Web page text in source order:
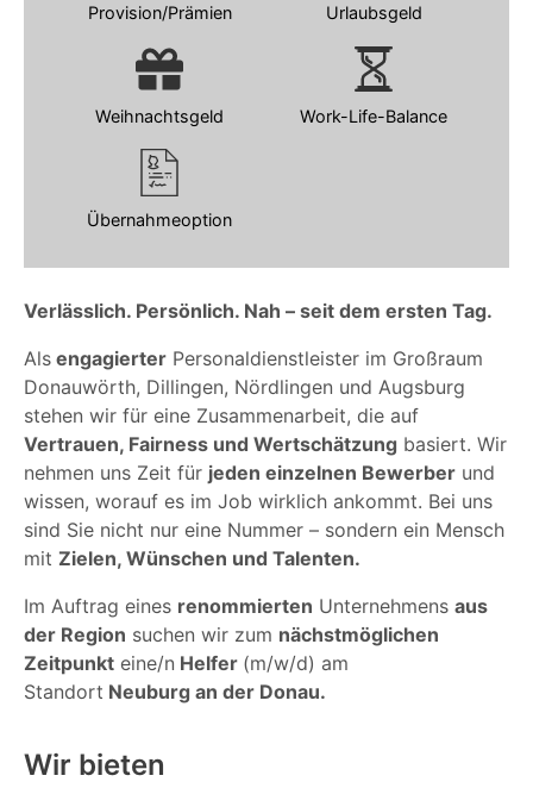
Verlässlich. Persönlich. Nah – seit dem ersten Tag.
Als engagierter Personaldienstleister im Großraum
Donauwörth, Dillingen, Nördlingen und Augsburg
stehen wir für eine Zusammenarbeit, die auf
Vertrauen, Fairness und Wertschätzung basiert. Wir
nehmen uns Zeit für jeden einzelnen Bewerber und
wissen, worauf es im Job wirklich ankommt. Bei uns
sind Sie nicht nur eine Nummer – sondern ein Mensch
mit Zielen, Wünschen und Talenten.
Im Auftrag eines renommierten Unternehmens aus
der Region suchen wir zum nächstmöglichen
Zeitpunkt eine/n Helfer (m/w/d) am
Standort Neuburg an der Donau.
Wir bieten
Provision/Prämien Urlaubsgeld
Weihnachtsgeld Work-Life-Balance
Übernahmeoption